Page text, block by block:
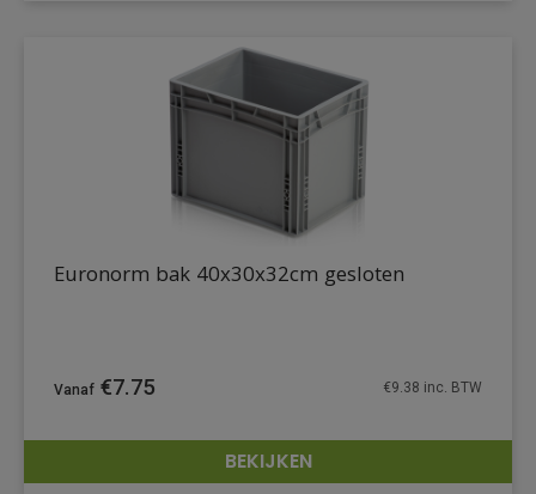
DETAILS
Euronorm bak 40x30x32cm gesloten
€7.75 €9.38 inc. BTW
BEKIJKEN